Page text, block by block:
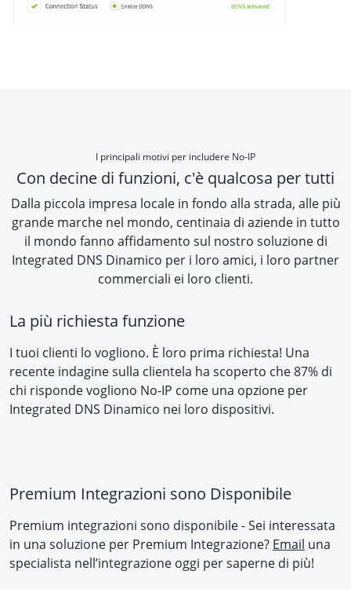
I principali motivi per includere No-IP
Con decine di funzioni, c'è qualcosa per tutti
Dalla piccola impresa locale in fondo alla strada, alle più
grande marche nel mondo, centinaia di aziende in tutto
il mondo fanno affidamento sul nostro soluzione di
Integrated DNS Dinamico per i loro amici, i loro partner
commerciali ei loro clienti.
La più richiesta funzione
I tuoi clienti lo vogliono. È loro prima richiesta! Una
recente indagine sulla clientela ha scoperto che 87% di
chi risponde vogliono No-IP come una opzione per
Integrated DNS Dinamico nei loro dispositivi.
Premium Integrazioni sono Disponibile
Premium integrazioni sono disponibile - Sei interessata
in una soluzione per Premium Integrazione? Email una
specialista nell’integrazione oggi per saperne di più!